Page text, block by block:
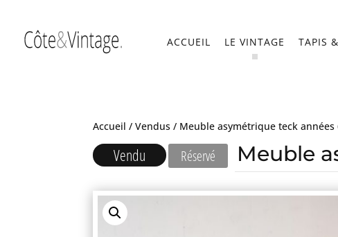
ACCUEIL LE VINTAGE TAPIS
Accueil /Vendus / Meuble asymétrique teck années
Vendu Réservé Meuble